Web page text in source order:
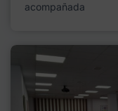
acompañada